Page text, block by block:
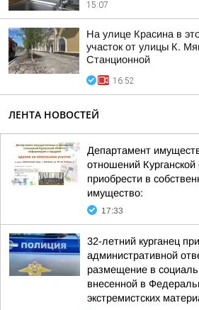
15:07
На улице Красина в
участок от улицы К.
Станционной
16:52
ЛЕНТА НОВОСТЕЙ
Департамент
отношений
приобрести в
имущество:
17:33
32-летний курганец
административной
размещение в
внесенной в
экстремистских